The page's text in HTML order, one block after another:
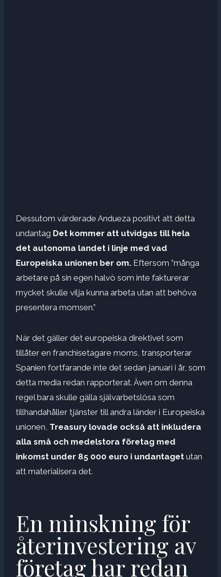
Dessutom värderade Andueza positivt att detta
undantag Det kommer att utvidgas till hela
det autonoma landet i linje med vad
Europeiska unionen ber om. Eftersom ”många
arbetare på sin egen halvö som inte fakturerar
mycket skulle vilja kunna arbeta utan att behöva
presentera momsen.”
När det gäller det europeiska direktivet som
tillåter en franchisetagare moms, transporterar
Spanien fortfarande inte det sedan januari i år, som
detta media redan rapporterat. Även om denna
regel bara skulle gälla självarbetslösa som
tillhandahåller tjänster till andra länder i Europeiska
unionen, Treasury lovade också att inkludera
alla små och medelstora företag med
inkomst under 85 000 euro i undantaget utan
att materialisera det.
En minskning för
återinvestering av
företag har redan